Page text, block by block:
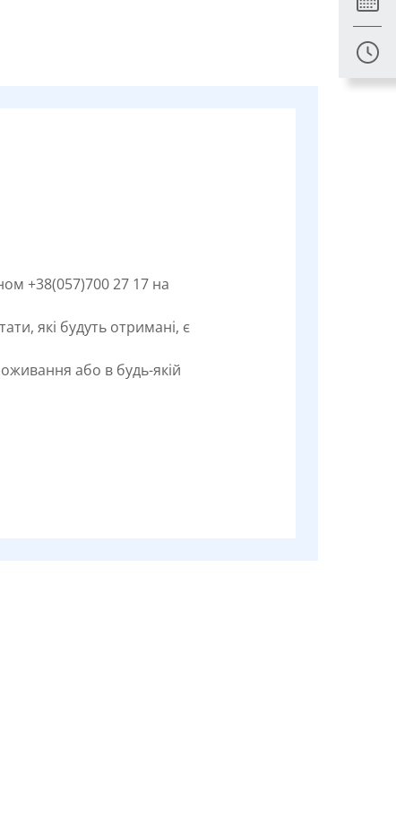
+38(057)700 27 17 на
які будуть отримані, є
або в будь-якій